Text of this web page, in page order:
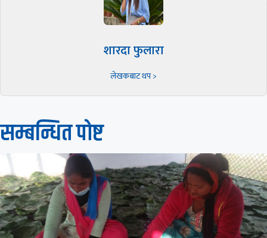
शारदा फुलारा
लेखकबाट थप >
सम्बन्धित पाेष्ट